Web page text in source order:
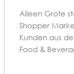
Aileen Grote
Shopper
Kunden aus
Food &